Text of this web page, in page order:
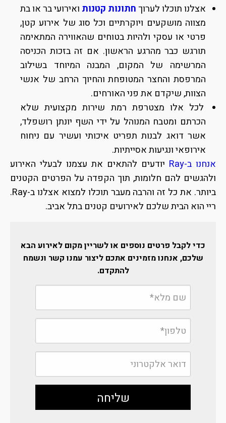
אצלנו תוכלו לערוךחתונות קטנות ואירועי בר או בת
מצווה מושקעים ויוקרתיים וכל סוג של אירוע קטן,
פרטי או עסקי ולהיות בטוחים שהאווירה המתאימה
תורגש כבר מהרגע הראשון. אם זה בזכות הכניסה
המרשימה של המקום, המבנה המיוחד בשילוב
המרפסת והחצר המטופחת והחיוך הרחב של אנשי
הצוות, שיקדם את פני האורחים.
לכל אלו מצטרפת רמת שירות מקצועית שלא
הכרתם ומטבח המנוהל על ידי השף יונתן רושפלד,
אשר דואג לבנות תפריט איכותי ועשיר עם ניחוח
אירופאי ונגיעות אסייתיות.
אנחנו ב-Ray
יודעים להתאים את עצמנו לבעלי האירוע
ולהגשים להם חלומות, תוך הקפדה על הפרטים הקטנים
ביותר. את כל זה והרבה מעבר תוכלו למצוא אצלנו ב-Ray.
ריי הוא הבית שלכם לאירועים קטנים בתל אביב.
כדי לקבל פרטים נוספים או לשריין מקום לאירוע הבא
שלכם, אנחנו מזמינים אתכם ליצור עמנו קשר ונשמח
להתקדם.